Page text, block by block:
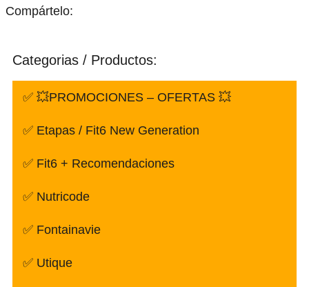
Compártelo:
Categorias / Productos:
✅ 💥PROMOCIONES – OFERTAS 💥
✅ Etapas / Fit6 New Generation
✅ Fit6 + Recomendaciones
✅ Nutricode
✅ Fontainavie
✅ Utique